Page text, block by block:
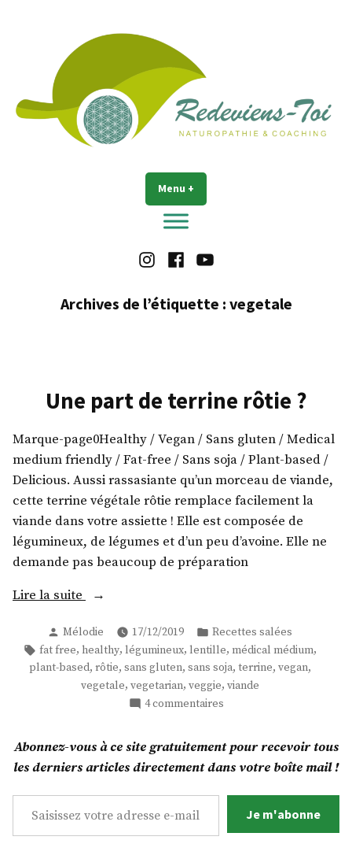
Redeviens-toi Menu +
Instagram
FacebookYoutube
Archives de l’étiquette : vegetale
Une part de terrine rôtie ?
Marque-page0Healthy / Vegan / Sans gluten / Medical
medium friendly / Fat-free / Sans soja / Plant-based /
Delicious. Aussi rassasiante qu’un morceau de viande,
cette terrine végétale rôtie remplace facilement la
viande dans votre assiette ! Elle est composée de
légumineux, de légumes et d’un peu d’avoine. Elle ne
demande pas beaucoup de préparation
Lire la suite
« Une
de
terrine
rôtie
Publié
par
Mélodie 17/12/2019
Publié
dans
Recettes salées
Étiquettes :
fat free, healthy, légumineux, lentille, médical médium,
plant-based, rôtie, sans gluten, sans soja, terrine, vegan,
vegetale, vegetarian, veggie, viande
4 commentairessur
de
terrine
Abonnez-vous à ce site gratuitement pour recevoir tous
les derniers articles directement dans votre boîte mail !
Saisissez votre adresse e-mail…
Je m'abonne